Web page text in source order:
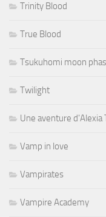
Trinity Blood
True Blood
Tsukuhomi moon
Twilight
Une aventure d'Alexia
Vamp in love
Vampirates
Vampire Academy